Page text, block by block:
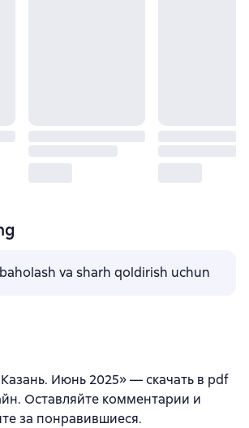
va sharh qoldirish uchun
Июнь 2025» — скачать в pdf
Оставляйте комментарии и
за понравившиеся.